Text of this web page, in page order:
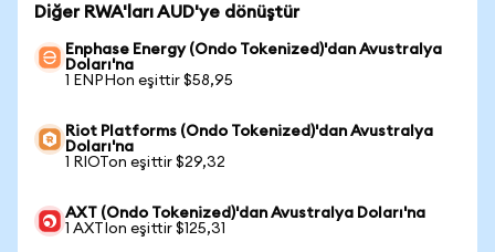
Diğer RWA'ları AUD'ye dönüştür
Enphase Energy (Ondo Tokenized)'dan Avustralya
Doları'na
1 ENPHon eşittir $58,95
Riot Platforms (Ondo Tokenized)'dan Avustralya
Doları'na
1 RIOTon eşittir $29,32
AXT (Ondo Tokenized)'dan Avustralya Doları'na
1 AXTIon eşittir $125,31